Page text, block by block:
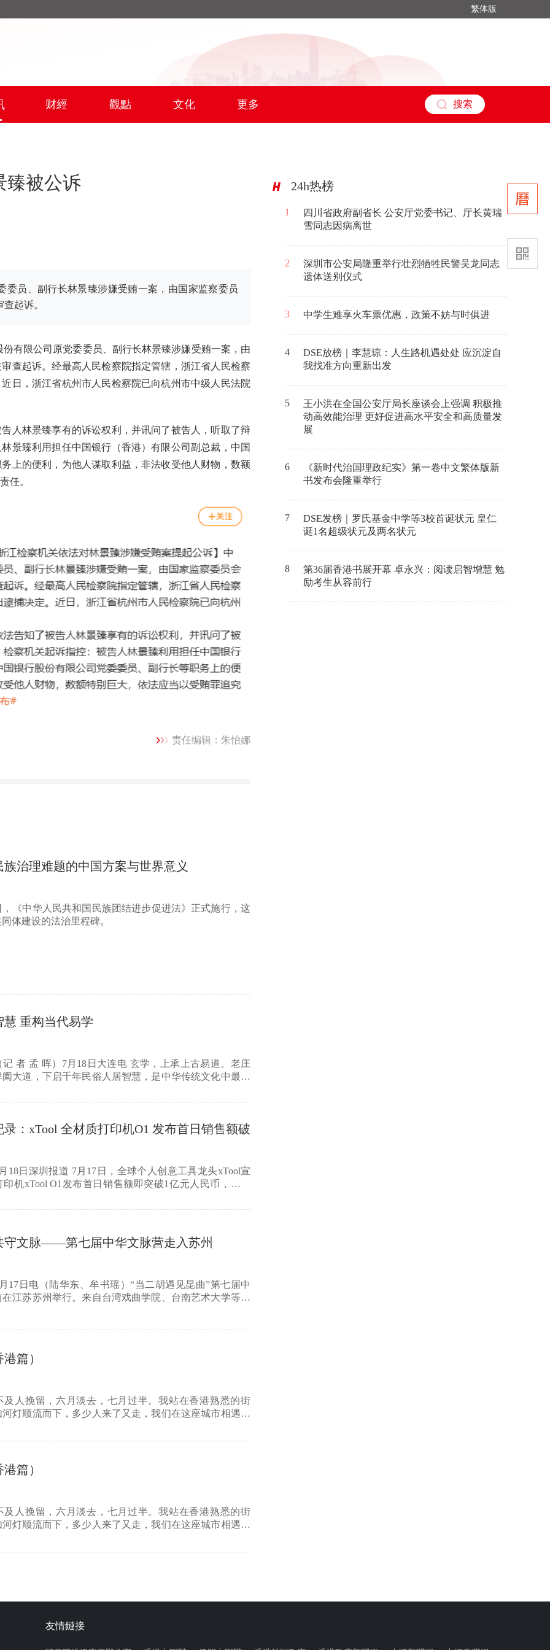
繁体版
财經 觀點 文化 更多 搜索
臻被公诉
委员、副行长林景臻涉嫌受贿一案，由国家监察委员
起诉。
有限公司原党委委员、副行长林景臻涉嫌受贿一案，由
查起诉。经最高人民检察院指定管辖，浙江省人民检察
日，浙江省杭州市人民检察院已向杭州市中级人民法院
人林景臻享有的诉讼权利，并讯问了被告人，听取了辩
景臻利用担任中国银行（香港）有限公司副总裁，中国
上的便利，为他人谋取利益，非法收受他人财物，数额
任。
责任编辑：朱怡娜
族治理难题的中国方案与世界意义
，《中华人民共和国民族团结进步促进法》正式施行，这
体建设的法治里程碑。
慧 重构当代易学
者 孟 晖）7月18日大连电 玄学，上承上古易道、老庄
大道，下启千年民俗人居智慧，是中华传统文化中最深
：xTool 全材质打印机O1 发布首日销售额破
18日深圳报道 7月17日，全球个人创意工具龙头xTool宣
机xTool O1发布首日销售额即突破1亿元人民币，创下
守文脉——第七届中华文脉营走入苏州
17日电（陆华东、牟书瑶）“当二胡遇见昆曲”第七届中
江苏苏州举行。来自台湾戏曲学院、台南艺术大学等院
篇）
及人挽留，六月淡去，七月过半。我站在香港熟悉的街
灯顺流而下，多少人来了又走，我们在这座城市相遇又
篇）
及人挽留，六月淡去，七月过半。我站在香港熟悉的街
灯顺流而下，多少人来了又走，我们在这座城市相遇又
24h热榜
1
四川省政府副省长 公安厅党委书记、厅长黄瑞
雪同志因病离世
2
深圳市公安局隆重举行壮烈牺牲民警吴龙同志
遗体送别仪式
3 中学生难享火车票优惠，政策不妨与时俱进
4
DSE放榜｜李慧琼：人生路机遇处处 应沉淀自
我找准方向重新出发
5
王小洪在全国公安厅局长座谈会上强调 积极推
动高效能治理 更好促进高水平安全和高质量发
展
6
《新时代治国理政纪实》第一卷中文繁体版新
书发布会隆重举行
7
DSE发榜｜罗氏基金中学等3校首诞状元 皇仁
诞1名超级状元及两名状元
8
第36届香港书展开幕 卓永兴：阅读启智增慧 勉
励考生从容前行
友情鏈接